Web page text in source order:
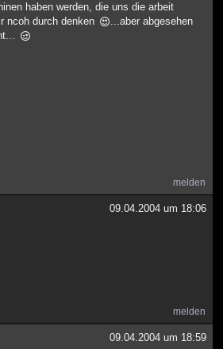
haben werden, die uns die arbeit
ncoh durch denken
...aber abgesehen
melden
09.04.2004 um 18:06
melden
09.04.2004 um 18:59